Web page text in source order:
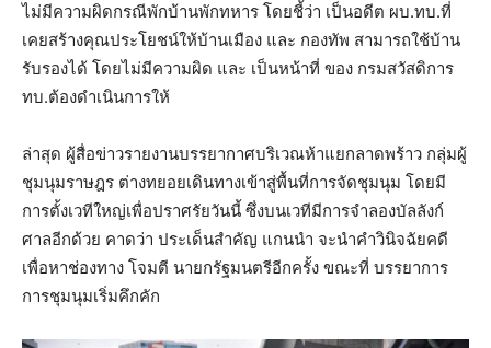
ไม่มีความผิดกรณีพักบ้านพักทหาร โดยชี้ว่า เป็นอดีต ผบ.ทบ.ที่
เคยสร้างคุณประโยชน์ให้บ้านเมือง และ กองทัพ สามารถใช้บ้าน
รับรองได้ โดยไม่มีความผิด และ เป็นหน้าที่ ของ กรมสวัสดิการ
ทบ.ต้องดำเนินการให้
ล่าสุด ผู้สื่อข่าวรายงานบรรยากาศบริเวณห้าแยกลาดพร้าว กลุ่มผู้
ชุมนุมราษฎร ต่างทยอยเดินทางเข้าสู่พื้นที่การจัดชุมนุม โดยมี
การตั้งเวทีใหญ่เพื่อปราศรัยวันนี้ ซึ่งบนเวทีมีการจำลองบัลลังก์
ศาลอีกด้วย คาดว่า ประเด็นสำคัญ แกนนำ จะนำคำวินิจฉัยคดี
เพื่อหาช่องทาง โจมตี นายกรัฐมนตรีอีกครั้ง ขณะที่ บรรยาการ
การชุมนุมเริ่มคึกคัก